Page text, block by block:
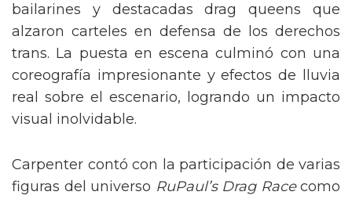
bailarines y destacadas drag queens que
alzaron carteles en defensa de los derechos
trans. La puesta en escena culminó con una
coreografía impresionante y efectos de lluvia
real sobre el escenario, logrando un impacto
visual inolvidable.
Carpenter contó con la participación de varias
figuras del universo RuPaul’s Drag Racecomo